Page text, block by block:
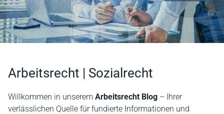
Arbeitsrecht | Sozialrecht
Willkommen in unserem Arbeitsrecht Blog – Ihrer
verlässlichen Quelle für fundierte Informationen und